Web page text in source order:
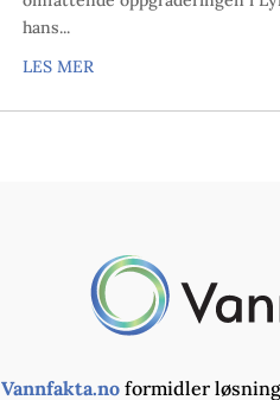
hans...
LES MER
Vannfakta.noformidler